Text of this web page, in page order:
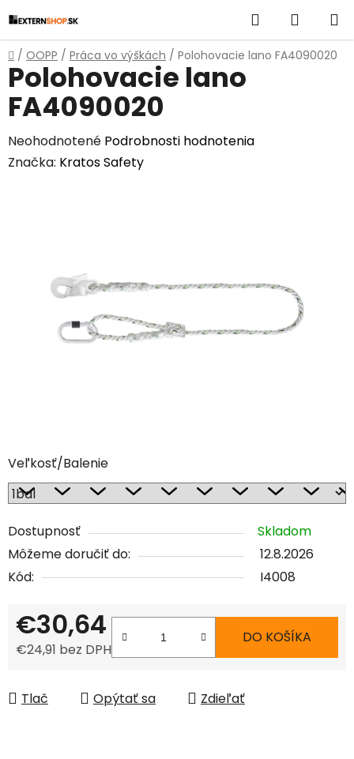
na
obsah
Hľadať
KOŠÍK
Domov
/ OOPP / Práca vo výškách / Polohovacie lano FA4090020
Veľkosť/Balenie
Dostupnosť
Skladom
Môžeme doručiť do:
12.8.2026
Kód:
I4008
€30,64
€24,91 bez DPH
DO KOŠÍKA
Tlač Opýtať sa Zdieľať
Polohovacie lano
FA4090020
Priemerné
hodnotenie
hviezdičiek.
Neohodnotené Podrobnosti hodnotenia
Značka: Kratos Safety